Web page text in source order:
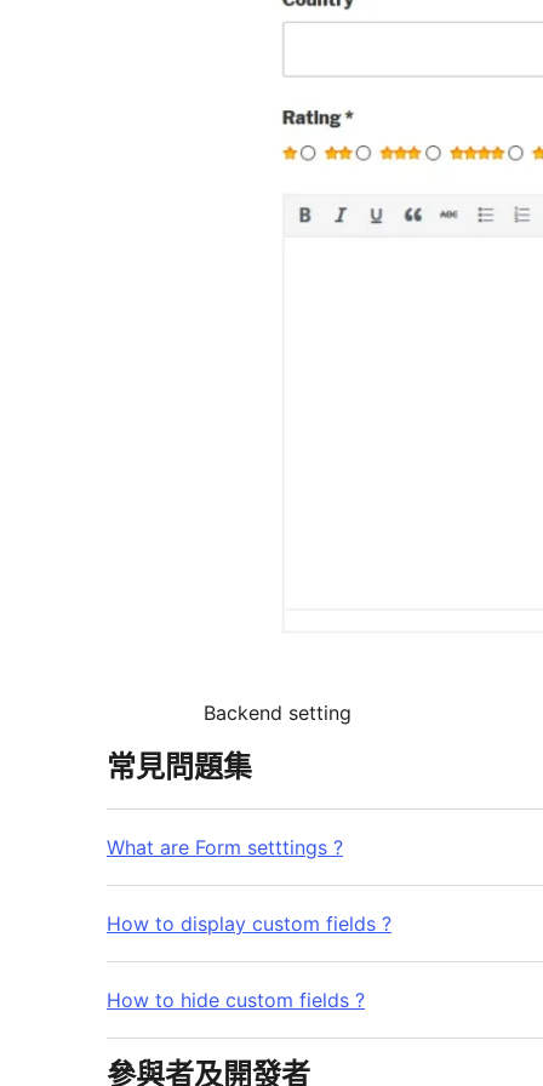
Backend setting
常見問題集
What are Form setttings ?
How to display custom fields ?
How to hide custom fields ?
參與者及開發者